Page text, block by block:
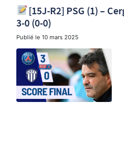
[15J-R2] PSG (1) –
3-0 (0-0)
Publié le10 mars 2025